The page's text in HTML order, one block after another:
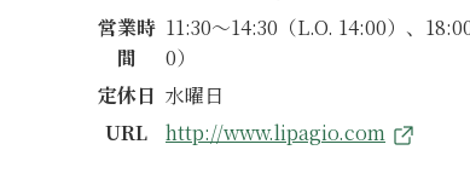
営業時
間
11:30～14:30（L.O. 14:00）、
0）
定休日 水曜日
URL
http://www.lipagio.com